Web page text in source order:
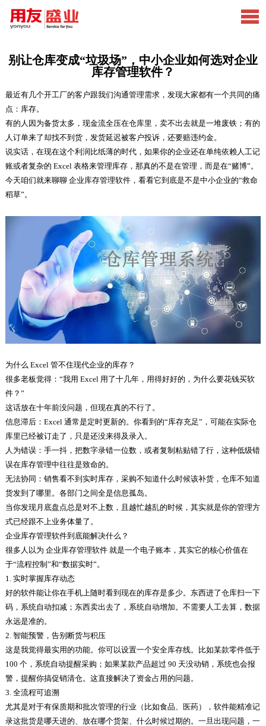
别让仓库变成“垃圾场”，中小企业如何选对企业
库存管理软件？
最近有几个开工厂的客户跟我们沟通管理需求，发现大家都有一个共同的痛
点：库存。
有的人因为备货太多，现金流全压在仓库里，卖不出去就是一堆废铁；有的
人订单来了却找不到货，发货延迟被客户投诉，还要赔违约金。
说实话，在现在这个利润比纸薄的时代，如果你的企业还在单纯依赖人工记
账或者复杂的 Excel 表格来管理库存，那真的不是在管理，而是在“赌博”。
今天咱们就来聊聊 企业库存管理软件，看看它到底是不是中小企业的“救命
稻草”。
为什么 Excel 管不住现代企业的库存？
很多老板觉得：“我用 Excel 用了十几年，用得好好的，为什么要花钱买软
件？”
这话放在十年前没问题，但现在真的不行了。
信息滞后：Excel 通常是定时更新的。你看到的“库存充足”，可能在实际仓
库里已经被订走了，只是还没来得及录入。
人为错误：手一抖，把数字录错一位数，或者复制粘贴错了行，这种低级错
误在库存管理中往往是致命的。
无法协同：销售看不到实时库存，采购不知道什么时候该补货，仓库不知道
货发到了哪里。各部门之间全是信息孤岛。
当你发现月底盘点总是对不上数，且越忙越乱的时候，其实就是你的管理方
式已经跟不上业务体量了。
企业库存管理软件到底能解决什么？
很多人以为 企业库存管理软件 就是一个电子账本，其实它的核心价值在
于“流程控制”和“数据实时”。
1. 实时掌握库存动态
好的软件能让你在手机上随时看到现在的库存是多少。东西进了仓库扫一下
码，系统自动扣减；东西卖出去了，系统自动增加。不需要人工去算，数据
永远是准的。
2. 智能预警，告别断货与积压
这是我觉得最实用的功能。你可以设置一个安全库存线。比如某款零件低于
100 个，系统自动提醒采购；如果某款产品超过 90 天没动销，系统也会报
警，提醒你搞促销清仓。这直接解决了资金占用的问题。
3. 全流程可追溯
尤其是对于有保质期和批次管理的行业（比如食品、医药），软件能精准记
录这批货是哪天进的、放在哪个货架、什么时候过期的。一旦出现问题，一